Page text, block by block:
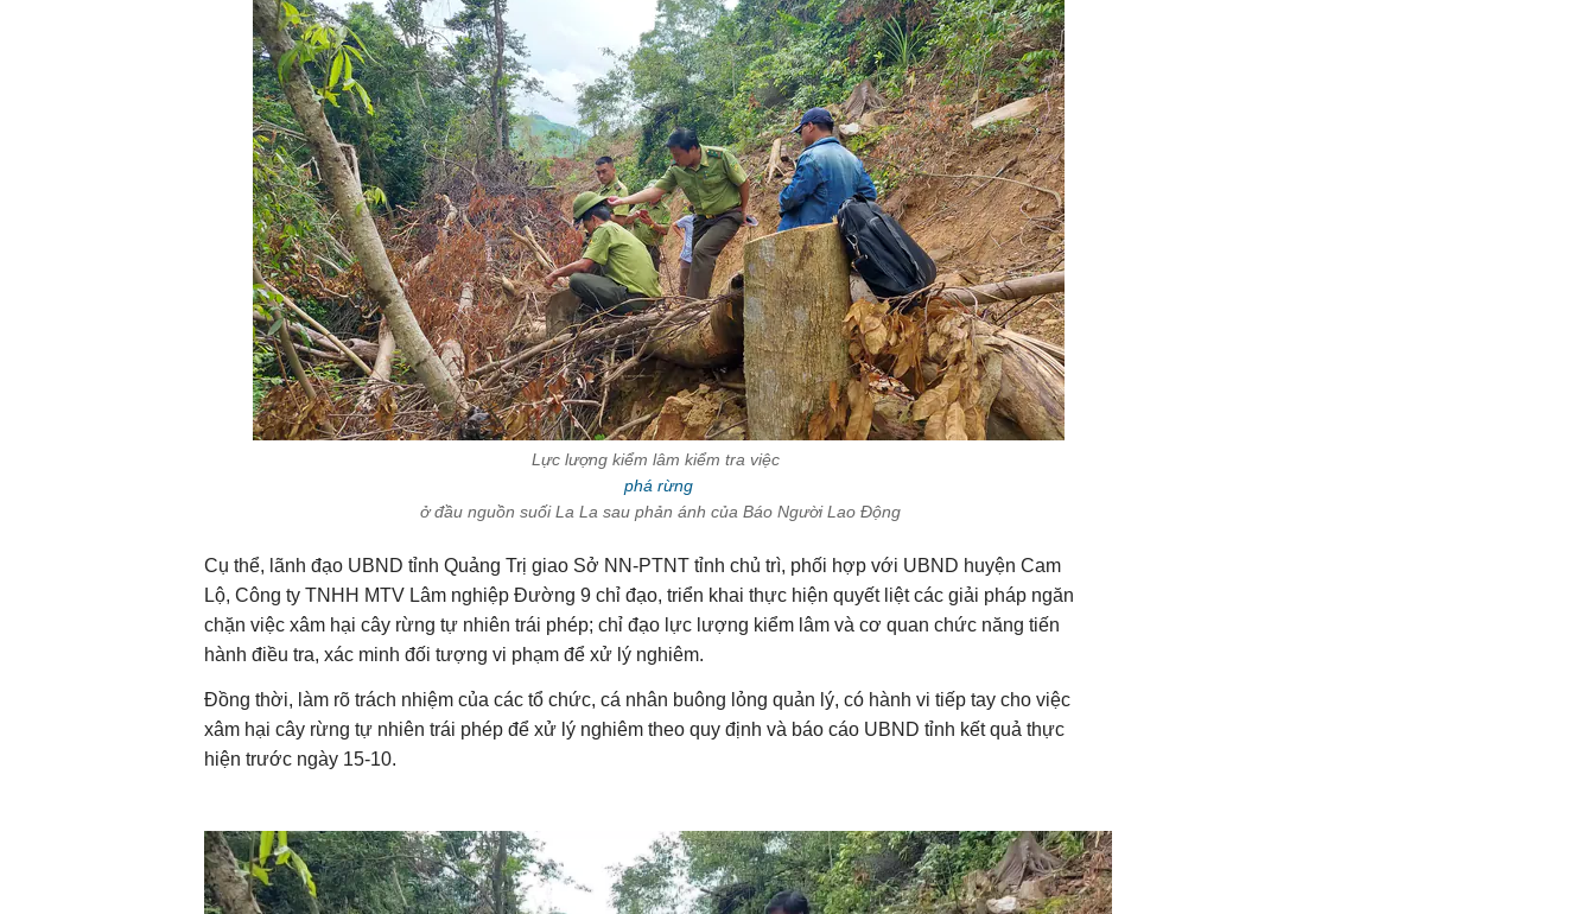
Lực lượng kiểm lâm kiểm tra việc
phá rừng
ở đầu nguồn suối La La sau phản ánh của Báo Người Lao Động
Cụ thể, lãnh đạo UBND tỉnh Quảng Trị giao Sở NN-PTNT tỉnh chủ trì, phối hợp với UBND huyện Cam
Lộ, Công ty TNHH MTV Lâm nghiệp Đường 9 chỉ đạo, triển khai thực hiện quyết liệt các giải pháp ngăn
chặn việc xâm hại cây rừng tự nhiên trái phép; chỉ đạo lực lượng kiểm lâm và cơ quan chức năng tiến
hành điều tra, xác minh đối tượng vi phạm để xử lý nghiêm.
Đồng thời, làm rõ trách nhiệm của các tổ chức, cá nhân buông lỏng quản lý, có hành vi tiếp tay cho việc
xâm hại cây rừng tự nhiên trái phép để xử lý nghiêm theo quy định và báo cáo UBND tỉnh kết quả thực
hiện trước ngày 15-10.